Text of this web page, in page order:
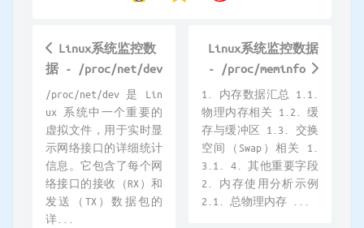
Linux系统监控数
据 - /proc/net/dev
/proc/net/dev 是 Lin
ux 系统中一个重要的
虚拟文件，用于实时显
示网络接口的详细统计
信息。它包含了每个网
络接口的接收（RX）和
发送（TX）数据包的
详...
Linux系统监控数据
- /proc/meminfo
1. 内存数据汇总 1.1.
物理内存相关 1.2. 缓
存与缓冲区 1.3. 交换
空间（Swap）相关 1.
3.1. 4. 其他重要字段
2. 内存使用分析示例
2.1. 总物理内存 ...